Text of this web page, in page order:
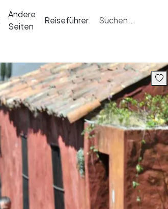
Andere
Seiten
Reiseführer